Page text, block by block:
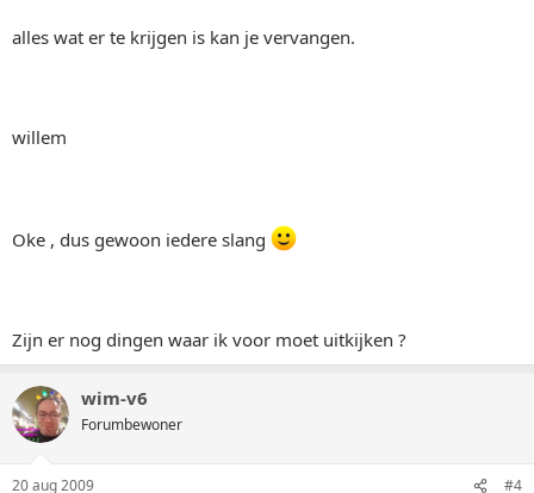
alles wat er te krijgen is kan je vervangen.
willem
Oke , dus gewoon iedere slang
Zijn er nog dingen waar ik voor moet uitkijken ?
wim-v6
Forumbewoner
20 aug 2009 #4